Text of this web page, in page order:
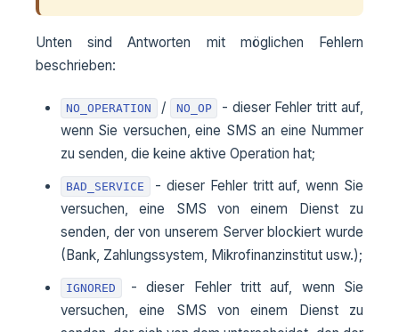
Unten sind Antworten mit möglichen Fehlern
beschrieben:
NO_OPERATION / NO_OP
- dieser Fehler tritt auf,
wenn Sie versuchen, eine SMS an eine Nummer
zu senden, die keine aktive Operation hat;
BAD_SERVICE
- dieser Fehler tritt auf, wenn Sie
versuchen, eine SMS von einem Dienst zu
senden, der von unserem Server blockiert wurde
(Bank, Zahlungssystem, Mikrofinanzinstitut usw.);
IGNORED
- dieser Fehler tritt auf, wenn Sie
versuchen, eine SMS von einem Dienst zu